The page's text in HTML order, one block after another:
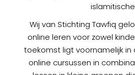
Wij van Stichting Tawfiq
online leren voor zowel
toekomst ligt voornamelijk
online cursussen in